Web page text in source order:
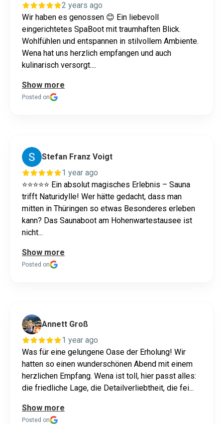
2 years ago
Wir haben es genossen 😊 Ein liebevoll
eingerichtetes SpaBoot mit traumhaften Blick.
Wohlfühlen und entspannen in stilvollem Ambiente.
Wena hat uns herzlich empfangen und auch
kulinarisch versorgt....
Show more
Posted on
Stefan Franz Voigt
1 year ago
⭐️⭐️⭐️⭐️⭐️ Ein absolut magisches Erlebnis – Sauna
trifft Naturidylle! Wer hätte gedacht, dass man
mitten in Thüringen so etwas Besonderes erleben
kann? Das Saunaboot am Hohenwartestausee ist
nicht...
Show more
Posted on
Annett Groß
1 year ago
Was für eine gelungene Oase der Erholung! Wir
hatten so einen wunderschönen Abend mit einem
herzlichen Empfang. Wena ist toll, hier passt alles:
die friedliche Lage, die Detailverliebtheit, die fei...
Show more
Posted on